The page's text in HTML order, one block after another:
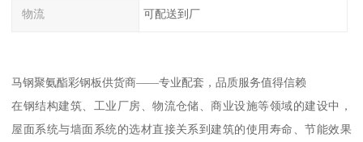
物流 可配送到厂
马钢聚氨酯彩钢板供货商——专业配套，品质服务值得信赖
在钢结构建筑、工业厂房、物流仓储、商业设施等领域的建设中，
屋面系统与墙面系统的选材直接关系到建筑的使用寿命、节能效果